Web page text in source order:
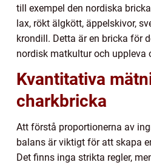
till exempel den nordiska
lax, rökt älgkött, äppelskivor,
krondill. Detta är en bricka för
nordisk matkultur och uppleva
Kvantitativa
charkbricka
Att förstå proportionerna av
balans är viktigt för att skapa
Det finns inga strikta regler,